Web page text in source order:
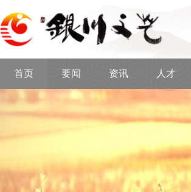
首页 要闻 资讯 人才